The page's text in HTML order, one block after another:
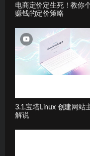
电商定价定生死！教你
赚钱的定价策略
3.1.宝塔Linux 创建网站
解说